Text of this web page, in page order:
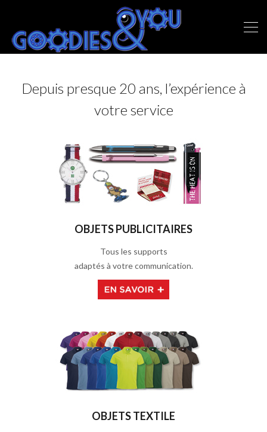
Depuis presque 20 ans, l’expérience à
votre service
OBJETS PUBLICITAIRES
Tous les supports
adaptés à votre communication.
OBJETS TEXTILE